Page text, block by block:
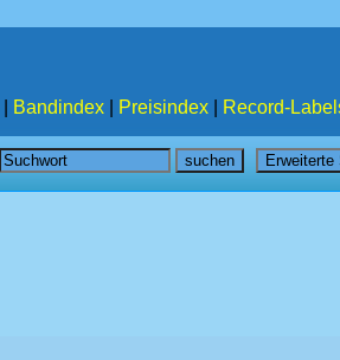
Bandindex Preisindex Record-